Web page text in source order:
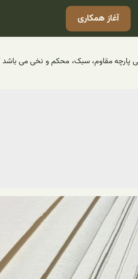
آغاز همکاری
پارچه متقال نوعی پارچه مقاوم، سبک، محکم و